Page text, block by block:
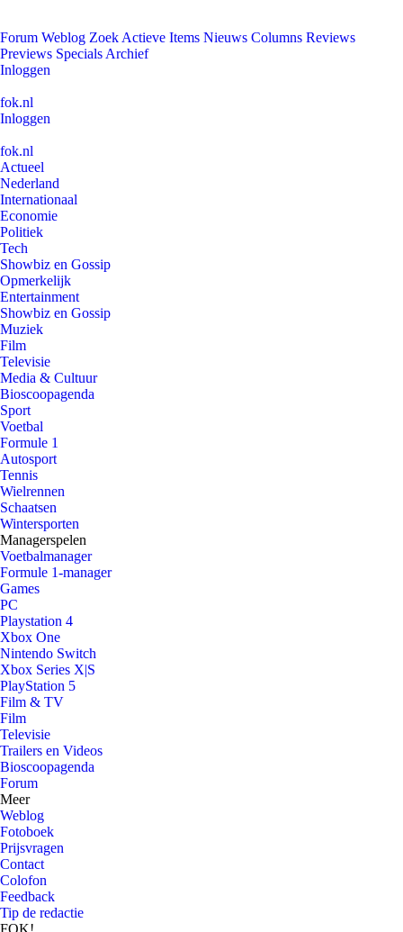
Forum Weblog Zoek Actieve Items Nieuws Columns Reviews
Previews Specials Archief
Inloggen
fok.nl
Inloggen
fok.nl
Actueel
Nederland
Internationaal
Economie
Politiek
Tech
Showbiz en Gossip
Opmerkelijk
Entertainment
Showbiz en Gossip
Muziek
Film
Televisie
Media & Cultuur
Bioscoopagenda
Sport
Voetbal
Formule 1
Autosport
Tennis
Wielrennen
Schaatsen
Wintersporten
Managerspelen
Voetbalmanager
Formule 1-manager
Games
PC
Playstation 4
Xbox One
Nintendo Switch
Xbox Series X|S
PlayStation 5
Film & TV
Film
Televisie
Trailers en Videos
Bioscoopagenda
Forum
Meer
Weblog
Fotoboek
Prijsvragen
Contact
Colofon
Feedback
Tip de redactie
FOK!